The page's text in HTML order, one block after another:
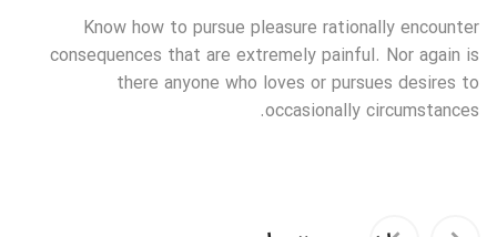
Know how to pursue pleasure rationally encounter
consequences that are extremely painful. Nor again is
there anyone who loves or pursues desires to
occasionally circumstances.